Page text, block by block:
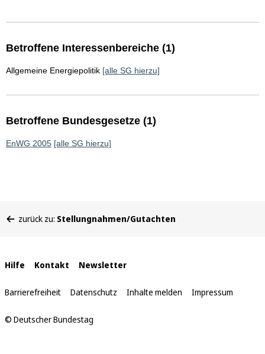
Betroffene Interessenbereiche (1)
Allgemeine Energiepolitik [alle SG hierzu]
Betroffene Bundesgesetze (1)
EnWG 2005 [alle SG hierzu]
befinden
zurück zu: Stellungnahmen/Gutachten
Interne
Links
Hilfe Kontakt Newsletter
Barrierefreiheit Datenschutz Inhalte melden Impressum
© Deutscher Bundestag